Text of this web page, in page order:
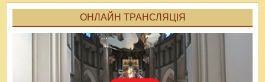
ОНЛАЙН ТРАНСЛЯЦІЯ